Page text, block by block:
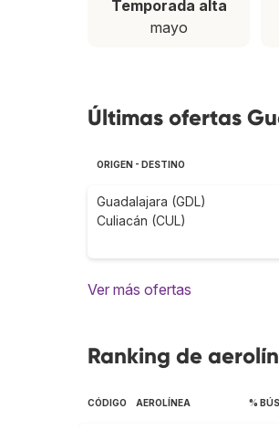
Temporada alta
mayo
Últimas ofertas
ORIGEN - DESTINO
Guadalajara (GDL)
Culiacán (CUL)
Ver más ofertas
Ranking de
CÓDIGO AEROLÍNEA %